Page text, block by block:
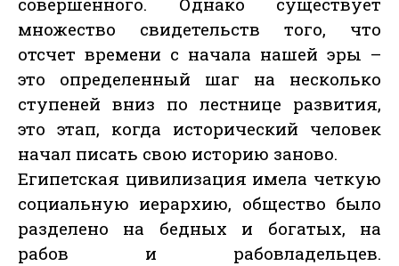
множество свидетельств того, что
отсчет времени с начала нашей эры –
это определенный шаг на несколько
ступеней вниз по лестнице развития,
это этап, когда исторический человек
начал писать свою историю заново.
Египетская цивилизация имела четкую
социальную иерархию, общество было
разделено на бедных и богатых, на
рабов и рабовладельцев.